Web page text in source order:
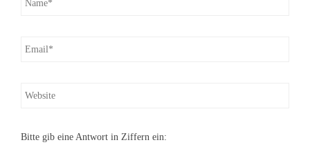
Bitte gib eine Antwort in Ziffern ein: